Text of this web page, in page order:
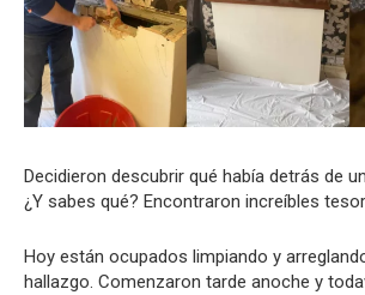
Decidieron descubrir qué había detrás de
¿Y sabes qué? Encontraron increíbles
Hoy están ocupados limpiando y
hallazgo. Comenzaron tarde anoche y